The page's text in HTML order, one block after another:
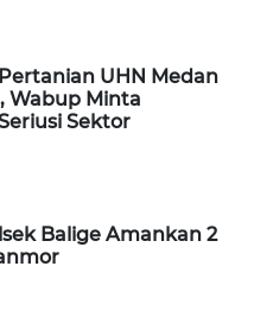
UHN Medan
Wabup Minta
Sektor
Balige Amankan 2